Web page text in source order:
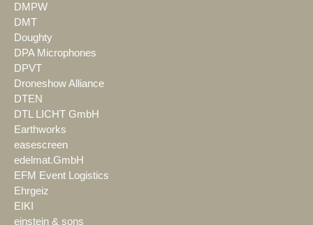
DMPW
DMT
Doughty
DPA Microphones
DPVT
Droneshow Alliance
DTEN
DTL LICHT GmbH
Earthworks
easescreen
edelmat.GmbH
EFM Event Logistics
Ehrgeiz
EIKI
einstein & sons